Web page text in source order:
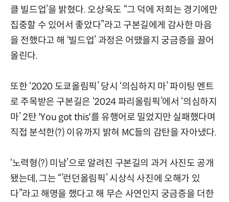
클 빌드업’을 밝혔다. 오상욱도 “그 덕에 저희는 경기에만
집중할 수 있어서 좋았다”라고 구본길에게 감사한 마음
을 전했다고 해 ‘빌드업’ 과정은 어땠을지 궁금증을 끌어
올린다.
또한 ‘2020 도쿄올림픽’ 당시 ‘의심하지 마’ 파이팅 멘트
로 주목받은 구본길은 ‘2024 파리올림픽’에서 ‘의심하지
마’ 2탄 'You got this'를 유행어로 밀었지만 실패했다며
직접 분석한(?) 이유까지 밝혀 MC들의 감탄을 자아냈다.
‘노력형(?) 미남’으로 알려진 구본길의 과거 사진도 공개
됐는데, 그는 “’런던올림픽’ 시상식 사진에 오해가 있
다”라고 해명을 했다고 해 무슨 사연인지 궁금증을 더한